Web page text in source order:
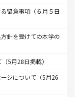
留意事項（６月５日
針を受けての本学の
5月28日掲載）
ジについて（5月26